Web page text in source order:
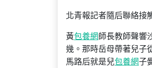
北青報記者隨后聯絡接
黃包養網師長教師聲響
幾。那時岳母帶著兒子
馬路后就是兒包養網子